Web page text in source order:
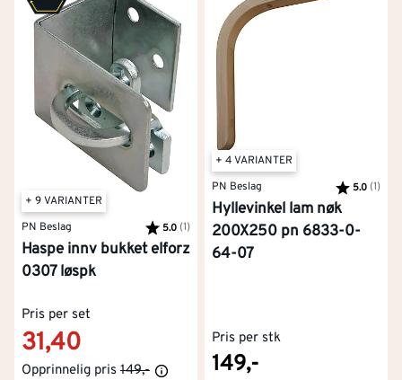
+ 9 VARIANTER
PN Beslag
Karakter:
5.0 (1) av 5 mulige
Haspe innv bukket elforz
0307 løspk
Pris per set
31,40
Opprinnelig pris 149,-
+ 4 VARIANTER
PN Beslag
Karakter:
5.0 (1)
Hyllevinkel lam nøk
200X250 pn 6833-0-
64-07
Pris per stk
149,-